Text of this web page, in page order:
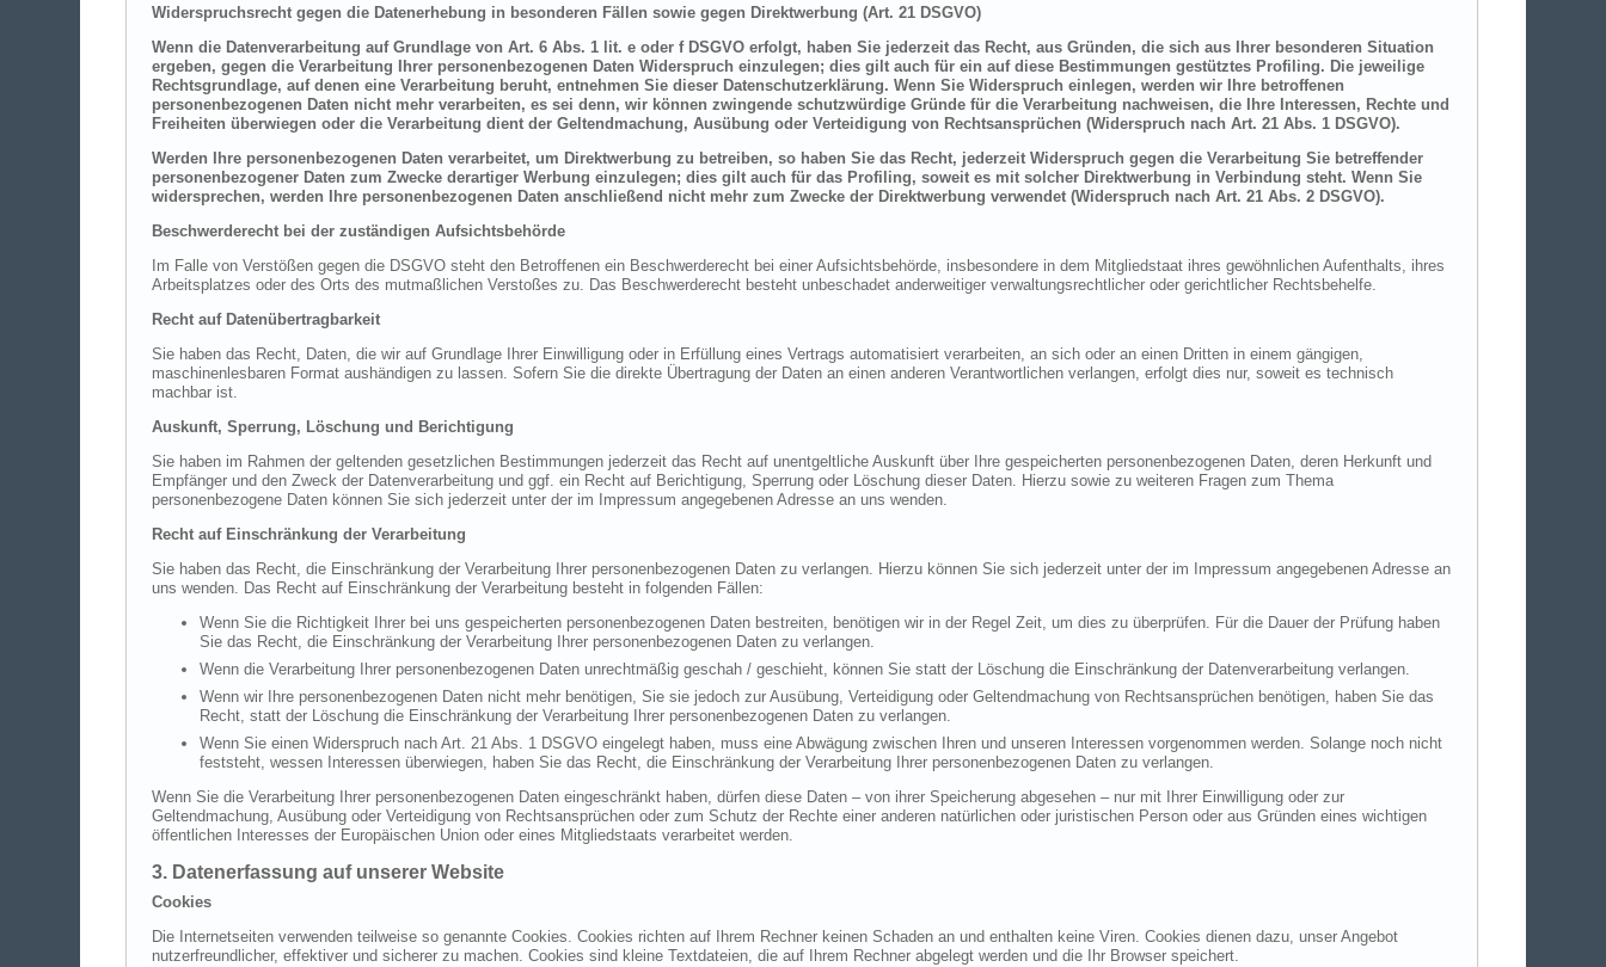
Widerspruchsrecht gegen die Datenerhebung in besonderen Fällen sowie gegen Direktwerbung (Art. 21 DSGVO)
Wenn die Datenverarbeitung auf Grundlage von Art. 6 Abs. 1 lit. e oder f DSGVO erfolgt, haben Sie jederzeit das Recht, aus Gründen, die sich aus Ihrer besonderen Situation
ergeben, gegen die Verarbeitung Ihrer personenbezogenen Daten Widerspruch einzulegen; dies gilt auch für ein auf diese Bestimmungen gestütztes Profiling. Die jeweilige
Rechtsgrundlage, auf denen eine Verarbeitung beruht, entnehmen Sie dieser Datenschutzerklärung. Wenn Sie Widerspruch einlegen, werden wir Ihre betroffenen
personenbezogenen Daten nicht mehr verarbeiten, es sei denn, wir können zwingende schutzwürdige Gründe für die Verarbeitung nachweisen, die Ihre Interessen, Rechte und
Freiheiten überwiegen oder die Verarbeitung dient der Geltendmachung, Ausübung oder Verteidigung von Rechtsansprüchen (Widerspruch nach Art. 21 Abs. 1 DSGVO).
Werden Ihre personenbezogenen Daten verarbeitet, um Direktwerbung zu betreiben, so haben Sie das Recht, jederzeit Widerspruch gegen die Verarbeitung Sie betreffender
personenbezogener Daten zum Zwecke derartiger Werbung einzulegen; dies gilt auch für das Profiling, soweit es mit solcher Direktwerbung in Verbindung steht. Wenn Sie
widersprechen, werden Ihre personenbezogenen Daten anschließend nicht mehr zum Zwecke der Direktwerbung verwendet (Widerspruch nach Art. 21 Abs. 2 DSGVO).
Beschwerderecht bei der zuständigen Aufsichtsbehörde
Im Falle von Verstößen gegen die DSGVO steht den Betroffenen ein Beschwerderecht bei einer Aufsichtsbehörde, insbesondere in dem Mitgliedstaat ihres gewöhnlichen Aufenthalts, ihres
Arbeitsplatzes oder des Orts des mutmaßlichen Verstoßes zu. Das Beschwerderecht besteht unbeschadet anderweitiger verwaltungsrechtlicher oder gerichtlicher Rechtsbehelfe.
Recht auf Datenübertragbarkeit
Sie haben das Recht, Daten, die wir auf Grundlage Ihrer Einwilligung oder in Erfüllung eines Vertrags automatisiert verarbeiten, an sich oder an einen Dritten in einem gängigen,
maschinenlesbaren Format aushändigen zu lassen. Sofern Sie die direkte Übertragung der Daten an einen anderen Verantwortlichen verlangen, erfolgt dies nur, soweit es technisch
machbar ist.
Auskunft, Sperrung, Löschung und Berichtigung
Sie haben im Rahmen der geltenden gesetzlichen Bestimmungen jederzeit das Recht auf unentgeltliche Auskunft über Ihre gespeicherten personenbezogenen Daten, deren Herkunft und
Empfänger und den Zweck der Datenverarbeitung und ggf. ein Recht auf Berichtigung, Sperrung oder Löschung dieser Daten. Hierzu sowie zu weiteren Fragen zum Thema
personenbezogene Daten können Sie sich jederzeit unter der im Impressum angegebenen Adresse an uns wenden.
Recht auf Einschränkung der Verarbeitung
Sie haben das Recht, die Einschränkung der Verarbeitung Ihrer personenbezogenen Daten zu verlangen. Hierzu können Sie sich jederzeit unter der im Impressum angegebenen Adresse an
uns wenden. Das Recht auf Einschränkung der Verarbeitung besteht in folgenden Fällen:
Wenn Sie die Richtigkeit Ihrer bei uns gespeicherten personenbezogenen Daten bestreiten, benötigen wir in der Regel Zeit, um dies zu überprüfen. Für die Dauer der Prüfung haben
Sie das Recht, die Einschränkung der Verarbeitung Ihrer personenbezogenen Daten zu verlangen.
Wenn die Verarbeitung Ihrer personenbezogenen Daten unrechtmäßig geschah / geschieht, können Sie statt der Löschung die Einschränkung der Datenverarbeitung verlangen.
Wenn wir Ihre personenbezogenen Daten nicht mehr benötigen, Sie sie jedoch zur Ausübung, Verteidigung oder Geltendmachung von Rechtsansprüchen benötigen, haben Sie das
Recht, statt der Löschung die Einschränkung der Verarbeitung Ihrer personenbezogenen Daten zu verlangen.
Wenn Sie einen Widerspruch nach Art. 21 Abs. 1 DSGVO eingelegt haben, muss eine Abwägung zwischen Ihren und unseren Interessen vorgenommen werden. Solange noch nicht
feststeht, wessen Interessen überwiegen, haben Sie das Recht, die Einschränkung der Verarbeitung Ihrer personenbezogenen Daten zu verlangen.
Wenn Sie die Verarbeitung Ihrer personenbezogenen Daten eingeschränkt haben, dürfen diese Daten – von ihrer Speicherung abgesehen – nur mit Ihrer Einwilligung oder zur
Geltendmachung, Ausübung oder Verteidigung von Rechtsansprüchen oder zum Schutz der Rechte einer anderen natürlichen oder juristischen Person oder aus Gründen eines wichtigen
öffentlichen Interesses der Europäischen Union oder eines Mitgliedstaats verarbeitet werden.
3. Datenerfassung auf unserer Website
Cookies
Die Internetseiten verwenden teilweise so genannte Cookies. Cookies richten auf Ihrem Rechner keinen Schaden an und enthalten keine Viren. Cookies dienen dazu, unser Angebot
nutzerfreundlicher, effektiver und sicherer zu machen. Cookies sind kleine Textdateien, die auf Ihrem Rechner abgelegt werden und die Ihr Browser speichert.